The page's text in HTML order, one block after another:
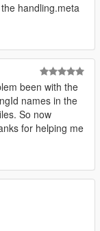
handling.meta
been with the
names in the
So now
for helping me